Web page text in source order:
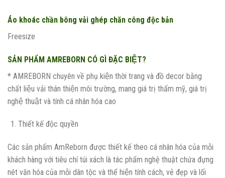
Áo khoác chần bông vải ghép chăn công độc bản
Freesize
SẢN PHẨM AMREBORN CÓ GÌ ĐẶC BIỆT?
* AMREBORN chuyên về phụ kiện thời trang và đồ decor bằng
chất liệu vải thân thiện môi trường, mang giá trị thẩm mỹ, giá trị
nghệ thuật và tính cá nhân hóa cao
Thiết kế độc quyền
Các sản phẩm AmReborn được thiết kế theo cá nhân hóa của mỗi
khách hàng với tiêu chí túi xách là tác phẩm nghệ thuật chứa đựng
nét văn hóa của mỗi dân tộc và thể hiện tính cách, vẻ đẹp và lối